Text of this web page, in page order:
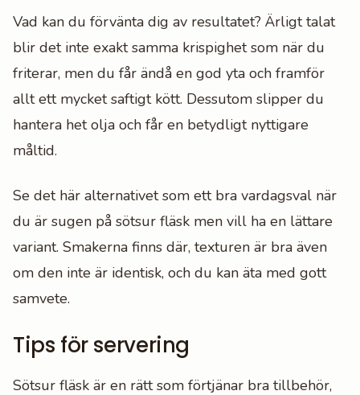
Vad kan du förvänta dig av resultatet? Ärligt talat
blir det inte exakt samma krispighet som när du
friterar, men du får ändå en god yta och framför
allt ett mycket saftigt kött. Dessutom slipper du
hantera het olja och får en betydligt nyttigare
måltid.
Se det här alternativet som ett bra vardagsval när
du är sugen på sötsur fläsk men vill ha en lättare
variant. Smakerna finns där, texturen är bra även
om den inte är identisk, och du kan äta med gott
samvete.
Tips för servering
Sötsur fläsk är en rätt som förtjänar bra tillbehör,